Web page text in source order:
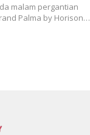
malam pergantian
Palma by Horison…